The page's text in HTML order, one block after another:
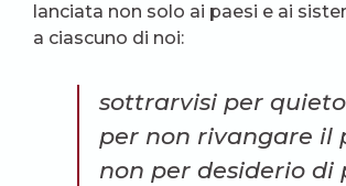
lanciata non solo ai paesi e ai
a ciascuno di noi:
sottrarvisi per
per non rivangare il
non per desiderio di